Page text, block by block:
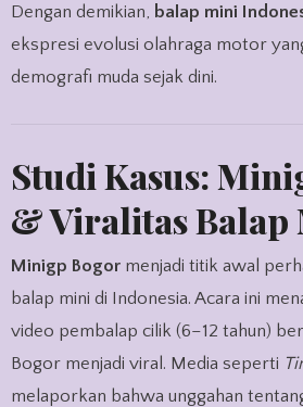
Dengan demikian, balap mini
ekspresi evolusi olahraga motor
demografi muda sejak dini.
Studi Kasus:
& Viralitas Balap
Minigp Bogormenjadi titik awal
balap mini di Indonesia. Acara ini
video pembalap cilik (6–12 tahun)
Bogor menjadi viral. Media seperti
melaporkan bahwa unggahan